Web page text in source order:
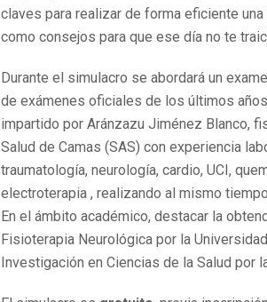
claves para realizar de forma eficiente
como consejos para que ese día no te
Durante el simulacro se abordará un
de exámenes oficiales de los últimos
impartido por Aránzazu Jiménez Blanco,
Salud de Camas (SAS) con experiencia
traumatología, neurología, cardio, UCI,
electroterapia , realizando al mismo
En el ámbito académico, destacar la
Fisioterapia Neurológica por la
Investigación en Ciencias de la Salud por